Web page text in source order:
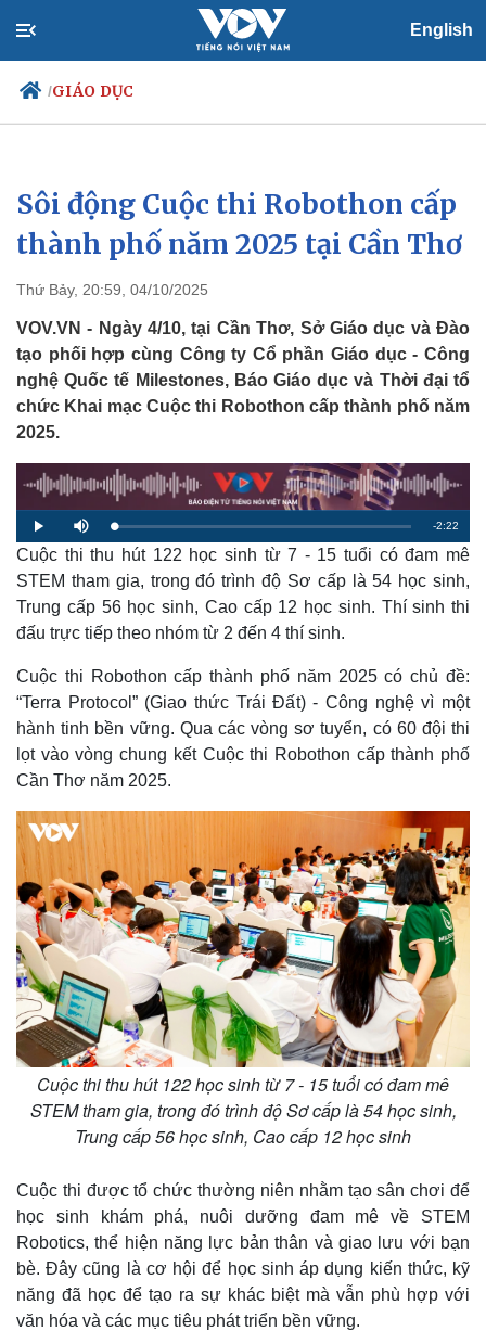
English
/GIÁO DỤC
Chính trị
Đảng
Tổ chức nhân sự
Nhận diện sự thật
Xã hội
Tin 24h
Dự báo thời tiết
Việc làm
Biển đảo
Sôi động Cuộc thi Robothon cấp
thành phố năm 2025 tại Cần Thơ
Thứ Bảy, 20:59, 04/10/2025
VOV.VN - Ngày 4/10, tại Cần Thơ, Sở Giáo dục và Đào
tạo phối hợp cùng Công ty Cổ phần Giáo dục - Công
nghệ Quốc tế Milestones, Báo Giáo dục và Thời đại tổ
chức Khai mạc Cuộc thi Robothon cấp thành phố năm
2025.
P
l
a
y
M
u
t
e
L
o
a
d
d
1
.
9
2
R
e
i
i
m
e
-2:22
Cuộc thi thu hút 122 học sinh từ 7 - 15 tuổi có đam mê
STEM tham gia, trong đó trình độ Sơ cấp là 54 học sinh,
Trung cấp 56 học sinh, Cao cấp 12 học sinh. Thí sinh thi
đấu trực tiếp theo nhóm từ 2 đến 4 thí sinh.
Cuộc thi Robothon cấp thành phố năm 2025 có chủ đề:
“Terra Protocol” (Giao thức Trái Đất) - Công nghệ vì một
hành tinh bền vững. Qua các vòng sơ tuyển, có 60 đội thi
lọt vào vòng chung kết Cuộc thi Robothon cấp thành phố
Cần Thơ năm 2025.
Cuộc thi thu hút 122 học sinh từ 7 - 15 tuổi có đam mê
STEM tham gia, trong đó trình độ Sơ cấp là 54 học sinh,
Trung cấp 56 học sinh, Cao cấp 12 học sinh
Cuộc thi được tổ chức thường niên nhằm tạo sân chơi để
học sinh khám phá, nuôi dưỡng đam mê về STEM
Robotics, thể hiện năng lực bản thân và giao lưu với bạn
bè. Đây cũng là cơ hội để học sinh áp dụng kiến thức, kỹ
năng đã học để tạo ra sự khác biệt mà vẫn phù hợp với
văn hóa và các mục tiêu phát triển bền vững.